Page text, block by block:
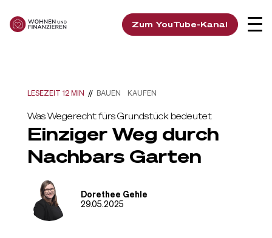
Zum YouTube-Kanal
LESEZEIT 12 MIN // BAUEN KAUFEN
Was Wegerecht fürs Grundstück bedeutet
Einziger Weg durch
Nachbars Garten
Dorethee Gehle
29.05.2025